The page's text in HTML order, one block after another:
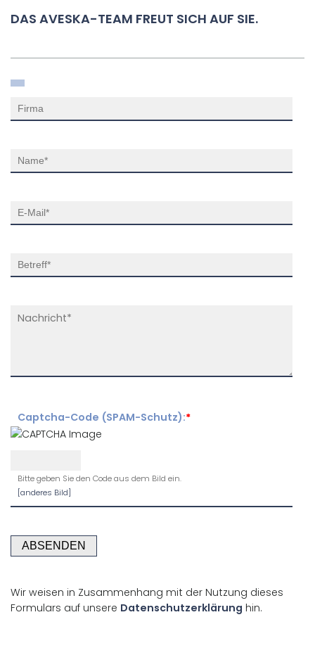
DAS AVESKA-TEAM FREUT SICH AUF SIE.
Captcha-Code (SPAM-Schutz):*
Bitte geben Sie den Code aus dem Bild ein.
[anderes Bild]
Wir weisen in Zusammenhang mit der Nutzung dieses
Formulars auf unsere Datenschutzerklärung hin.